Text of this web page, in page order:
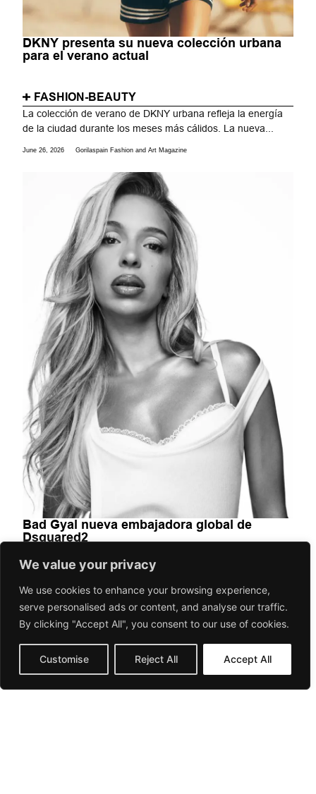
We value your privacy
We use cookies to enhance your browsing experience,
serve personalised ads or content, and analyse our traffic.
By clicking "Accept All", you consent to our use of cookies.
Customise Reject All Accept All
DKNY presenta su nueva colección urbana
para el verano actual
FASHION-BEAUTY
La colección de verano de DKNY urbana refleja la energía
de la ciudad durante los meses más cálidos. La nueva...
June 26, 2026 Gorilaspain Fashion and Art Magazine
Bad Gyal nueva embajadora global de
Dsquared2
La colaboración de Bad Gyal con Dsquared2 marca una
nueva etapa para la firma canadiense. La artista española
se convierte...
June 25, 2026 Gorilaspain Fashion and Art Magazine